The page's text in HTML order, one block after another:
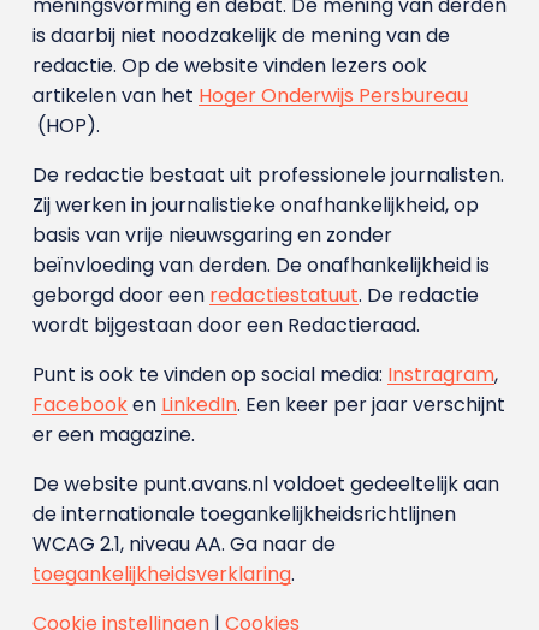
is daarbij niet noodzakelijk de mening van de
redactie. Op de website vinden lezers ook
artikelen van het Hoger Onderwijs Persbureau
(HOP).
De redactie bestaat uit professionele journalisten.
Zij werken in journalistieke onafhankelijkheid, op
basis van vrije nieuwsgaring en zonder
beïnvloeding van derden. De onafhankelijkheid is
geborgd door een redactiestatuut. De redactie
wordt bijgestaan door een Redactieraad.
Punt is ook te vinden op social media: Instragram,
Facebooken LinkedIn. Een keer per jaar verschijnt
er een magazine.
De website punt.avans.nl voldoet gedeeltelijk aan
de internationale toegankelijkheidsrichtlijnen
WCAG 2.1, niveau AA. Ga naar de
toegankelijkheidsverklaring.
Cookie instellingen| Cookies